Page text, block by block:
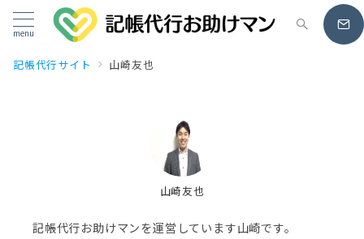
menu
記帳代行サイト 山崎友也
山崎友也
記帳代行お助けマンを運営しています山崎です。